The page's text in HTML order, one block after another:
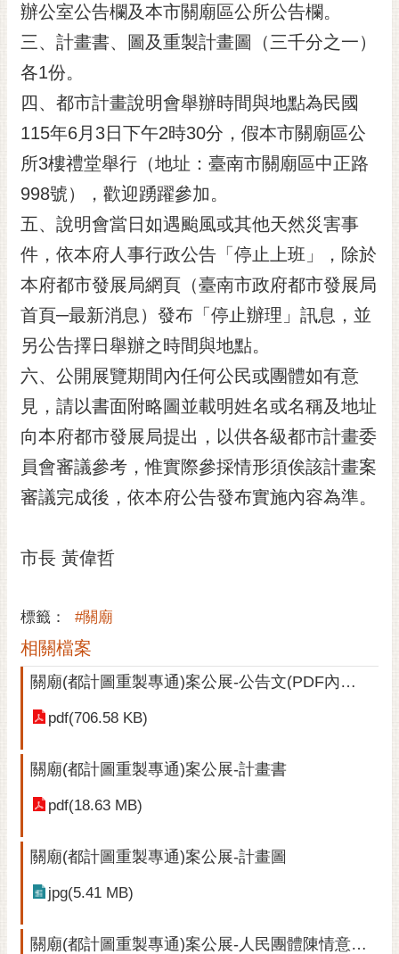
訂
閱
子
報
市
民
信
箱
English
日
本
語
隱
私
權
及
安
全
政
策
站
資
開
放
宣
告
交
辦公室公告欄及本市關廟區公所公告欄。
三、計畫書、圖及重製計畫圖（三千分之一）
各1份。
四、都市計畫說明會舉辦時間與地點為民國
115年6月3日下午2時30分，假本市關廟區公
所3樓禮堂舉行（地址：臺南市關廟區中正路
998號），歡迎踴躍參加。
五、說明會當日如遇颱風或其他天然災害事
件，依本府人事行政公告「停止上班」，除於
本府都市發展局網頁（臺南市政府都市發展局
首頁─最新消息）發布「停止辦理」訊息，並
另公告擇日舉辦之時間與地點。
六、公開展覽期間內任何公民或團體如有意
見，請以書面附略圖並載明姓名或名稱及地址
向本府都市發展局提出，以供各級都市計畫委
員會審議參考，惟實際參採情形須俟該計畫案
審議完成後，依本府公告發布實施內容為準。
市長 黃偉哲
標籤： #關廟
相關檔案
關廟(都計圖重製專通)案公展-公告文(PDF內容完全如上內文所述)
pdf(706.58 KB)
關廟(都計圖重製專通)案公展-計畫書
pdf(18.63 MB)
關廟(都計圖重製專通)案公展-計畫圖
jpg(5.41 MB)
關廟(都計圖重製專通)案公展-人民團體陳情意見表